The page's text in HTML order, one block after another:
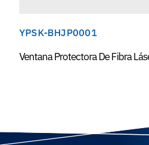
YPSK-BHJP0001
Ventana Protectora De Fibra